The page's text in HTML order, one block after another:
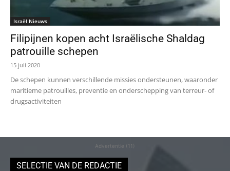
Israël Nieuws
Filipijnen kopen acht Israëlische Shaldag
patrouille schepen
15 juli 2020
De schepen kunnen verschillende missies ondersteunen, waaronder
maritieme patrouilles, preventie en onderschepping van terreur- of
drugsactiviteiten
Advertentie (11)
SELECTIE VAN DE REDACTIE